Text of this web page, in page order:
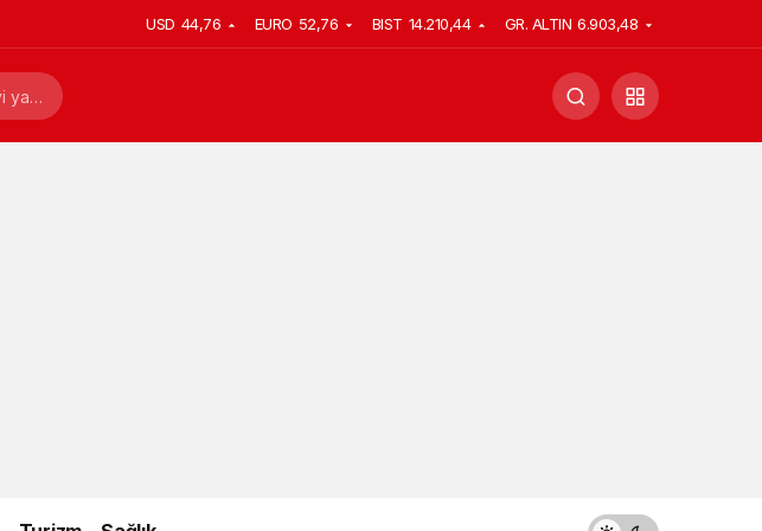
USD 44,76 EURO 52,76 BIST 14.210,44 GR. ALTIN 6.903,48